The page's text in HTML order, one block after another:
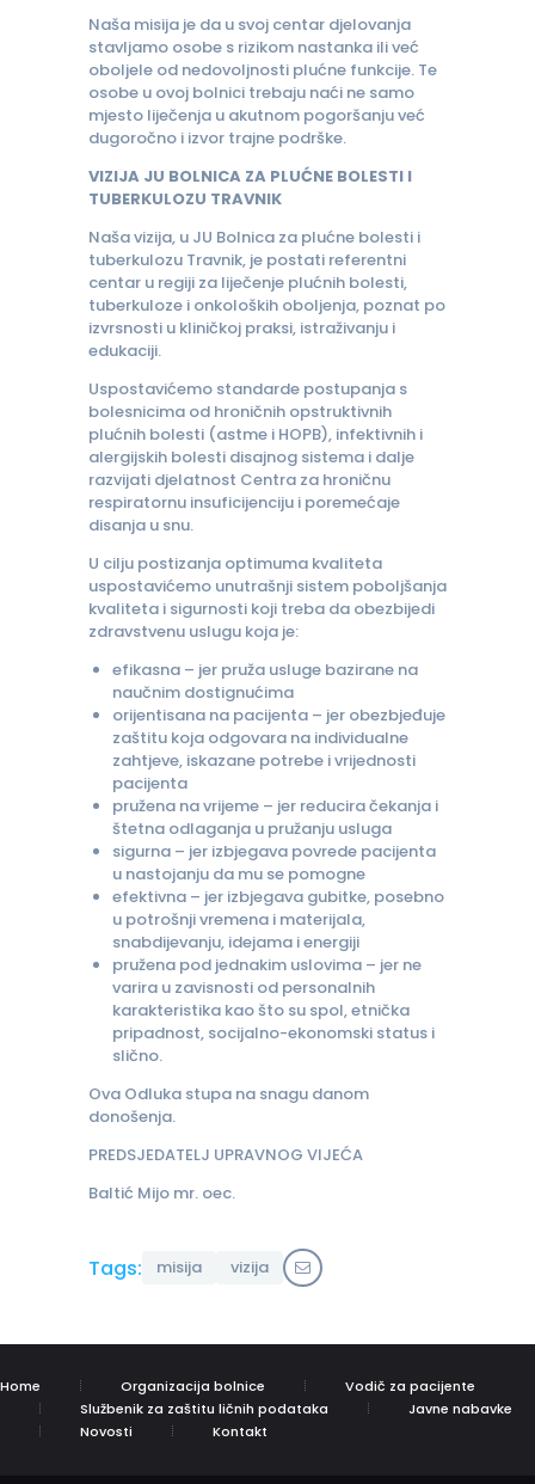
Naša misija je da u svoj centar djelovanja
stavljamo osobe s rizikom nastanka ili već
oboljele od nedovoljnosti plućne funkcije. Te
osobe u ovoj bolnici trebaju naći ne samo
mjesto liječenja u akutnom pogoršanju već
dugoročno i izvor trajne podrške.
VIZIJA JU BOLNICA ZA PLUĆNE BOLESTI I
TUBERKULOZU TRAVNIK
Naša vizija, u JU Bolnica za plućne bolesti i
tuberkulozu Travnik, je postati referentni
centar u regiji za liječenje plućnih bolesti,
tuberkuloze i onkoloških oboljenja, poznat po
izvrsnosti u kliničkoj praksi, istraživanju i
edukaciji.
Uspostavićemo standarde postupanja s
bolesnicima od hroničnih opstruktivnih
plućnih bolesti (astme i HOPB), infektivnih i
alergijskih bolesti disajnog sistema i dalje
razvijati djelatnost Centra za hroničnu
respiratornu insuficijenciju i poremećaje
disanja u snu.
U cilju postizanja optimuma kvaliteta
uspostavićemo unutrašnji sistem poboljšanja
kvaliteta i sigurnosti koji treba da obezbijedi
zdravstvenu uslugu koja je:
efikasna – jer pruža usluge bazirane na
naučnim dostignućima
orijentisana na pacijenta – jer obezbjeđuje
zaštitu koja odgovara na individualne
zahtjeve, iskazane potrebe i vrijednosti
pacijenta
pružena na vrijeme – jer reducira čekanja i
štetna odlaganja u pružanju usluga
sigurna – jer izbjegava povrede pacijenta
u nastojanju da mu se pomogne
efektivna – jer izbjegava gubitke, posebno
u potrošnji vremena i materijala,
snabdijevanju, idejama i energiji
pružena pod jednakim uslovima – jer ne
varira u zavisnosti od personalnih
karakteristika kao što su spol, etnička
pripadnost, socijalno-ekonomski status i
slično.
Ova Odluka stupa na snagu danom
donošenja.
PREDSJEDATELJ UPRAVNOG VIJEĆA
Baltić Mijo mr. oec.
Tags: misija vizija
Home Organizacija bolnice
Vodič za pacijente
Službenik za zaštitu ličnih podataka
Javne nabavke
Novosti
Kontakt